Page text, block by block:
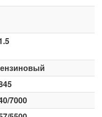
7000